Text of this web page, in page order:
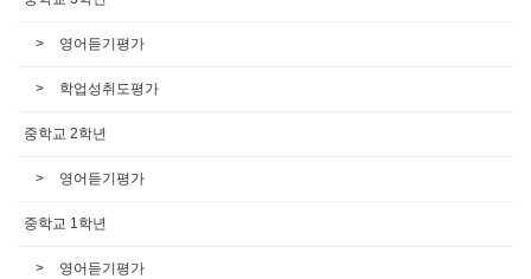
영어듣기평가
학업성취도평가
중학교 2학년
영어듣기평가
중학교 1학년
영어듣기평가